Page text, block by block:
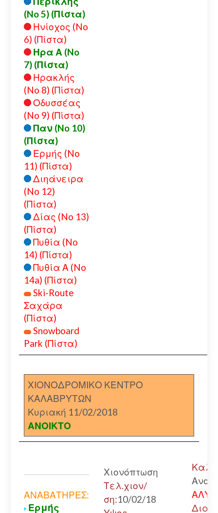
(No 5) (Πίστα)
Ηνίοχος (No
6) (Πίστα)
Ηρα Α (No
7) (Πίστα)
Ηρακλής
(No 8) (Πίστα)
Οδυσσέας
(No 9) (Πίστα)
Παν (No 10)
(Πίστα)
Ερμής (No
11) (Πίστα)
Διηάνειρα
(No 12)
(Πίστα)
Δίας (No 13)
(Πίστα)
Πυθία (No
14) (Πίστα)
Πυθία Α (No
14a) (Πίστα)
Ski-Route
Σαχάρα
(Πίστα)
Snowboard
Park (Πίστα)
ΧΙΟΝΟΔΡΟΜΙΚΟ ΚΕΝΤΡΟ
ΚΑΛΑΒΡΥΤΩΝ
Κυριακή 11/02/2018
ΑΝΟΙΚΤΟ
ΑΝΑΒΑΤΗΡΕΣ:
Ερμής
Χιονόπτωση
Τελ.χιον/
ση:10/02/18